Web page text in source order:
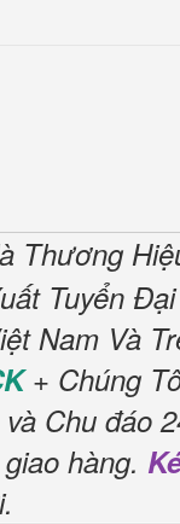
Thương
Tuyển
Nam Và
+ Chúng
Chu đáo
hàng.
.